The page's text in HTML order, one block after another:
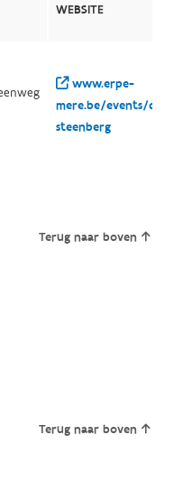
WEBSITE
www.erpe-
mere.be/events/
steenberg
Terug naar boven
Terug naar boven